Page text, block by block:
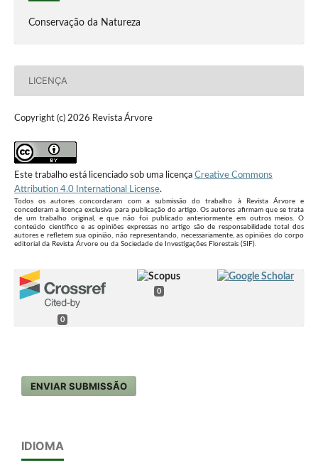
Conservação da Natureza
LICENÇA
Copyright (c) 2026 Revista Árvore
Este trabalho está licenciado sob uma licença Creative Commons
Attribution 4.0 International License.
Todos os autores concordaram com a submissão do trabalho à Revista Árvore e
concederam a licença exclusiva para publicação do artigo. Os autores afirmam que se trata
de um trabalho original, e que não foi publicado anteriormente em outros meios. O
conteúdo científico e as opiniões expressas no artigo são de responsabilidade total dos
autores e refletem sua opinião, não representando, necessariamente, as opiniões do corpo
editorial da Revista Árvore ou da Sociedade de Investigações Florestais (SIF).
0
0
ENVIAR SUBMISSÃO
IDIOMA